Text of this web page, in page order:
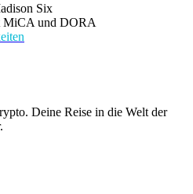
Six
MiCA und DORA
Deine Reise in die Welt der